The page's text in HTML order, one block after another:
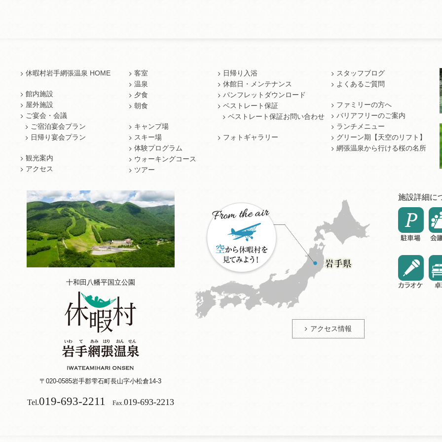
休暇村岩手網張温泉 HOME
館内施設
屋外施設
ご宴会・会議
ご宿泊宴会プラン
日帰り宴会プラン
観光案内
アクセス
客室
温泉
夕食
朝食
キャンプ場
スキー場
体験プログラム
ウォーキングコース
ツアー
日帰り入浴
休館日・メンテナンス
パンフレットダウンロード
ベストレート保証
ベストレート保証お問い合わせ
フォトギャラリー
スタッフブログ
よくあるご質問
ファミリーの方へ
バリアフリーのご案内
ランチメニュー
グリーン期【天空のリフト】
網張温泉から行ける桜の名所
十和田八幡平国立公園
〒020-0585岩手郡雫石町長山字小松倉14-3
Tel.019-693-2211 Fax. 019-693-2213
アクセス情報
施設詳細に